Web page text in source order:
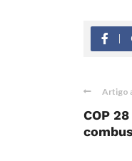
Artigo
COP